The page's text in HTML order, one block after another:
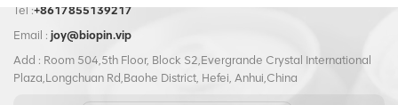
Tel :+8617855139217
Email : joy@biopin.vip
Add : Room 504,5th Floor, Block S2,Evergrande Crystal International
Plaza,Longchuan Rd,Baohe District, Hefei, Anhui,China